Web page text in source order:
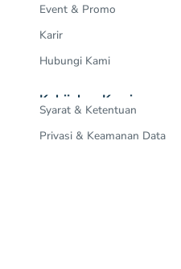
Event & Promo
Karir
Hubungi Kami
Kebijakan Kami
Syarat & Ketentuan
Privasi & Keamanan Data